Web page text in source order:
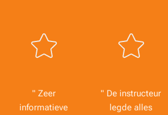
" Zeer
informatieve
" De instructeur
legde alles